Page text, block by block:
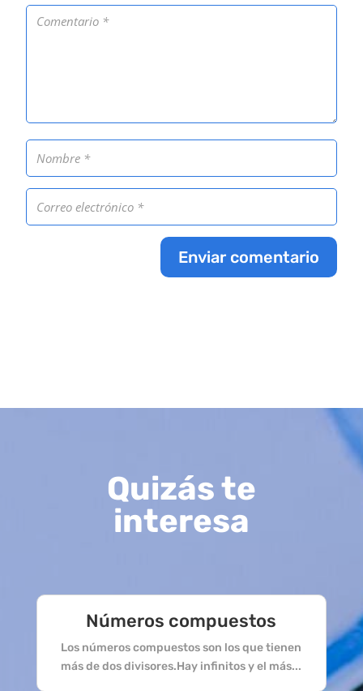
Enviar comentario
Quizás te
interesa
Números compuestos
Los números compuestos son los que tienen
más de dos divisores.Hay infinitos y el más...